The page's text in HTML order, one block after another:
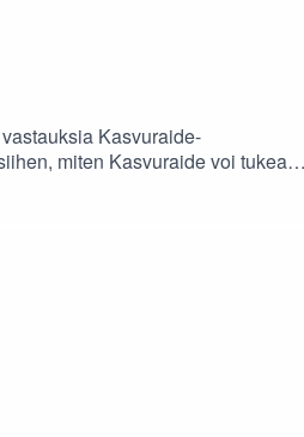
Kasvuraide-
miten Kasvuraide voi tukea
ja Teuvan yrityksiä vastuullisen
kuuntelemaan!Podcastin